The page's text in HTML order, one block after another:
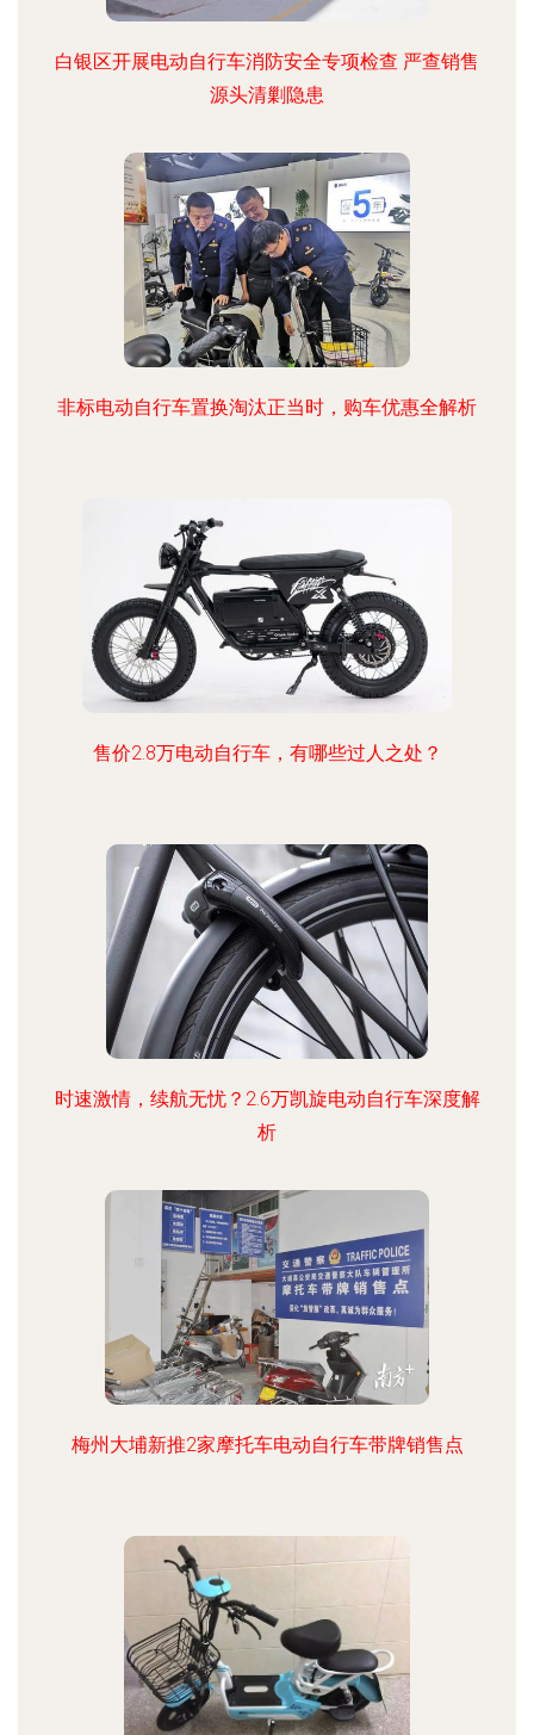
白银区开展电动自行车消防安全专项检查 严查销售
源头清剿隐患
非标电动自行车置换淘汰正当时，购车优惠全解析
售价2.8万电动自行车，有哪些过人之处？
时速激情，续航无忧？2.6万凯旋电动自行车深度解
析
梅州大埔新推2家摩托车电动自行车带牌销售点